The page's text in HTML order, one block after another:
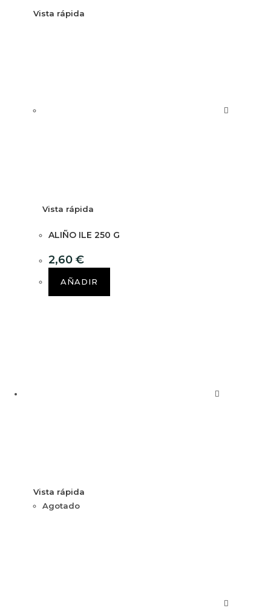
Vista rápida
Vista rápida
ALIÑO ILE 250 G
2,60 €
AÑADIR
Vista rápida
Agotado